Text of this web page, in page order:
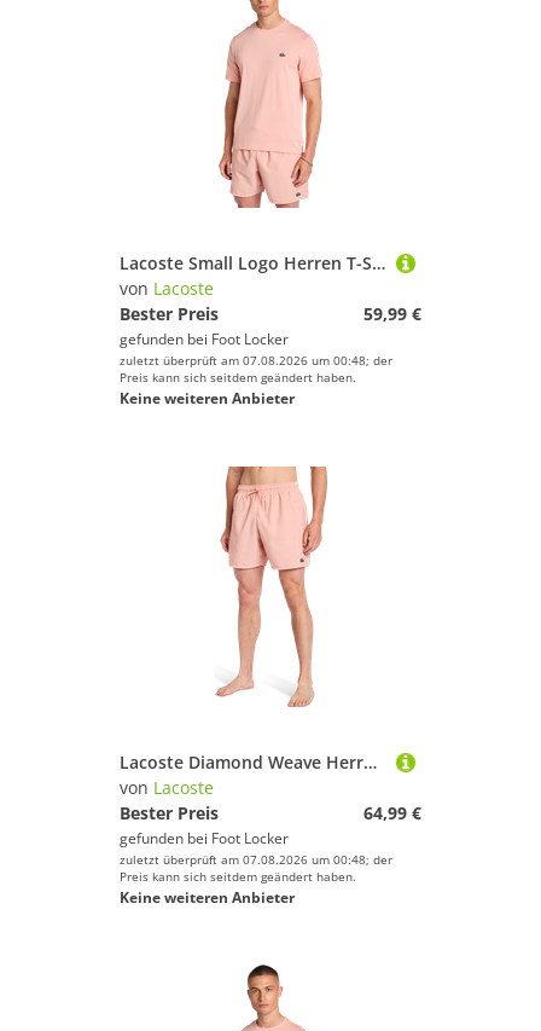
Lacoste Small Logo Herren T-Shirts - Rosa - Größe XL - Poly Jersey
von Lacoste
Bester Preis
59,99 €
gefunden bei Foot Locker
zuletzt überprüft am 07.08.2026 um 00:48; der
Preis kann sich seitdem geändert haben.
Keine weiteren Anbieter
Lacoste Diamond Weave Herren Kurze Hosen - Rosa - Größe XL - Poly Woven
von Lacoste
Bester Preis
64,99 €
gefunden bei Foot Locker
zuletzt überprüft am 07.08.2026 um 00:48; der
Preis kann sich seitdem geändert haben.
Keine weiteren Anbieter